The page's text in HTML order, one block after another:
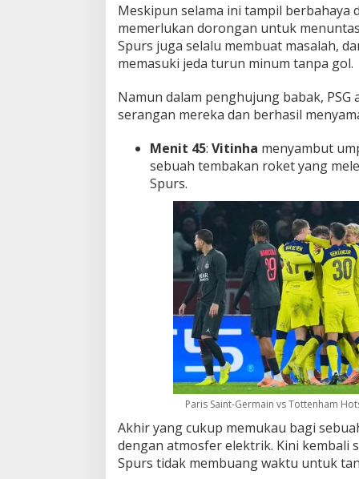
Meskipun selama ini tampil berbahaya
memerlukan dorongan untuk
Spurs juga selalu membuat masalah,
memasuki jeda turun minum tanpa gol.
Namun dalam penghujung babak,
serangan mereka dan berhasil
Menit 45: Vitinha menyambut
sebuah tembakan roket yang
Spurs.
Paris Saint-Germain vs Tottenham
Akhir yang cukup memukau bagi
dengan atmosfer elektrik. Kini kembali
Spurs tidak membuang waktu untuk